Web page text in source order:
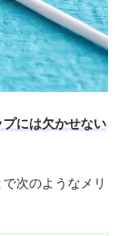
には欠かせない
次のようなメリ